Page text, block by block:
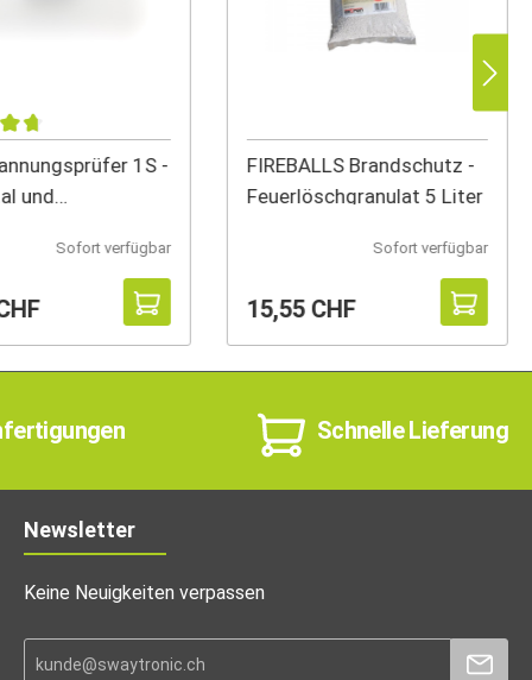
1S -
und
Sofort verfügbar
FIREBALLS Brandschutz -
Feuerlöschgranulat 5 Liter
Sofort verfügbar
15,55 CHF
Schnelle Lieferung
Newsletter
Keine Neuigkeiten verpassen